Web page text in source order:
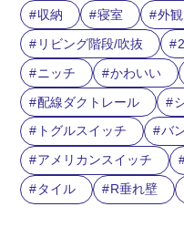
収納 寝室 外観
リビング階段/吹抜
ニッチ
かわいい
配線ダクトレール
トグルスイッチ
バ
アメリカンスイッチ
タイル
R垂れ壁